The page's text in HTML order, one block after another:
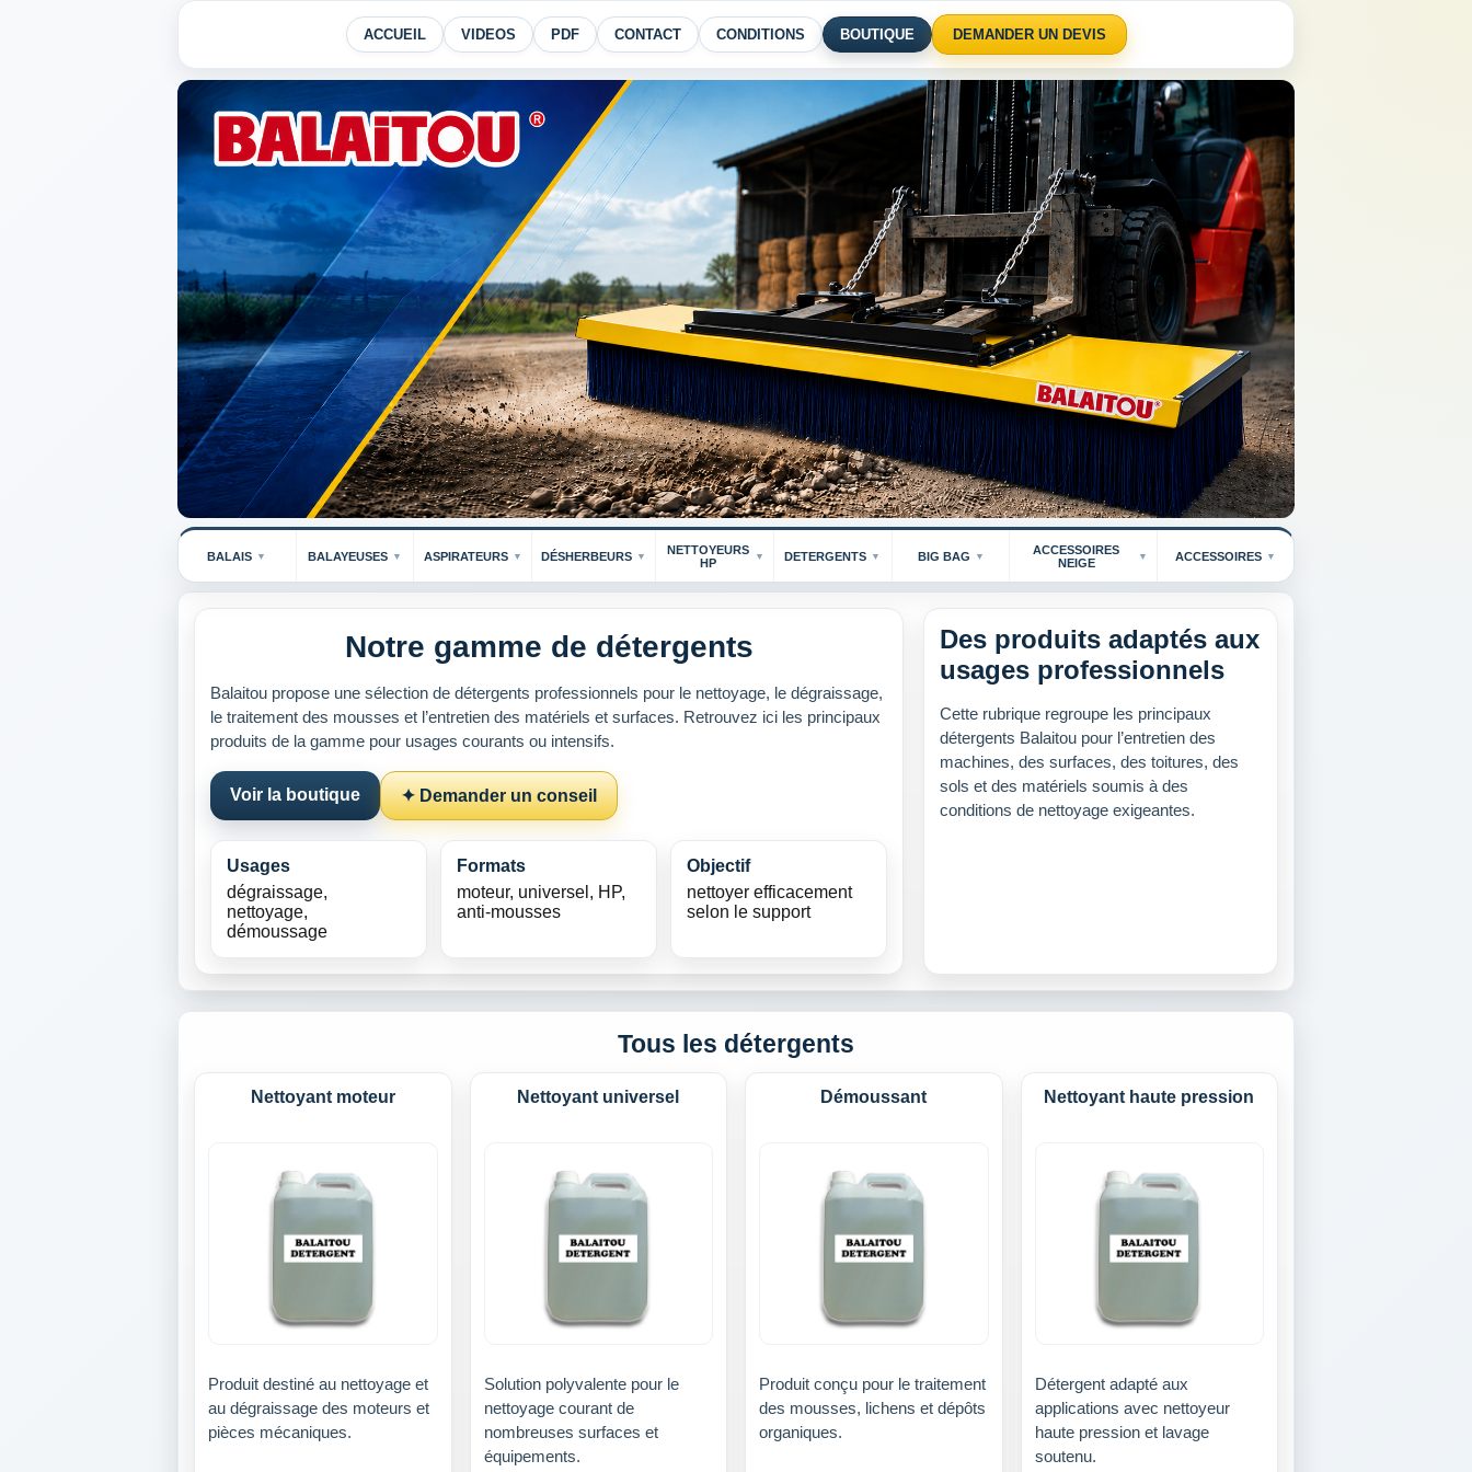
ACCUEIL VIDEOS PDF CONTACT CONDITIONS BOUTIQUE DEMANDER UN DEVIS
BALAIS BALAYEUSES ASPIRATEURS DÉSHERBEURS
NETTOYEURS
HP
DETERGENTS BIG BAG
ACCESSOIRES
NEIGE
ACCESSOIRES
Notre gamme de détergents
Balaitou propose une sélection de détergents professionnels pour le nettoyage, le dégraissage,
le traitement des mousses et l’entretien des matériels et surfaces. Retrouvez ici les principaux
produits de la gamme pour usages courants ou intensifs.
Voir la boutique ✦ Demander un conseil
Usages
dégraissage,
nettoyage,
démoussage
Formats
moteur, universel, HP,
anti-mousses
Objectif
nettoyer efficacement
selon le support
Des produits adaptés aux
usages professionnels
Cette rubrique regroupe les principaux
détergents Balaitou pour l’entretien des
machines, des surfaces, des toitures, des
sols et des matériels soumis à des
conditions de nettoyage exigeantes.
Tous les détergents
Nettoyant moteur
Produit destiné au nettoyage et
au dégraissage des moteurs et
pièces mécaniques.
Nettoyant universel
Solution polyvalente pour le
nettoyage courant de
nombreuses surfaces et
équipements.
Démoussant
Produit conçu pour le traitement
des mousses, lichens et dépôts
organiques.
Nettoyant haute pression
Détergent adapté aux
applications avec nettoyeur
haute pression et lavage
soutenu.